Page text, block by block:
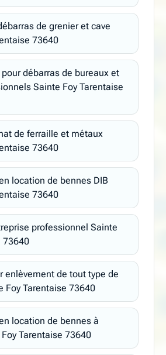
de grenier et cave
73640
débarras de bureaux et
Sainte Foy Tarentaise
de ferraille et métaux
73640
location de bennes DIB
73640
professionnel Sainte
73640
enlèvement de tout type de
Foy Tarentaise 73640
location de bennes à
Tarentaise 73640